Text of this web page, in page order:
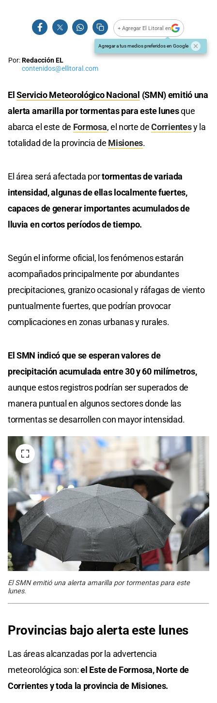
+ Agregar El Litoral en
Agregar a tus medios preferidos en Google
Por:Redacción EL
contenidos@ellitoral.com
ElServicio Meteorológico Nacional (SMN) emitió una
alerta amarilla por tormentas para este lunesque
abarca el este de Formosa, el norte deCorrientesy la
totalidad de la provincia de Misiones.
El área será afectada portormentas de variada
intensidad, algunas de ellas localmente fuertes,
capaces de generar importantes acumulados de
lluvia en cortos períodos de tiempo.
Según el informe oficial, los fenómenos estarán
acompañados principalmente por abundantes
precipitaciones, granizo ocasional y ráfagas de viento
puntualmente fuertes, que podrían provocar
complicaciones en zonas urbanas y rurales.
El SMN indicó que se esperan valores de
precipitación acumulada entre 30 y 60 milímetros,
aunque estos registros podrían ser superados de
manera puntual en algunos sectores donde las
tormentas se desarrollen con mayor intensidad.
El SMN emitió una alerta amarilla por tormentas para este
lunes.
Provincias bajo alerta este lunes
Las áreas alcanzadas por la advertencia
meteorológica son:el Este de Formosa, Norte de
Corrientes y toda la provincia de Misiones.